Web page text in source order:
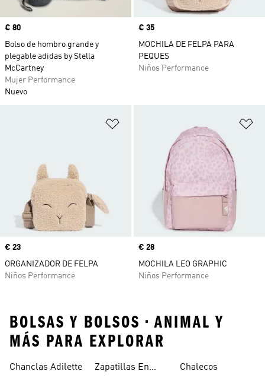
Precio
€ 80
Bolso de hombro grande y
plegable adidas by Stella
McCartney
Mujer Performance
Nuevo
Precio
€ 35
MOCHILA DE FELPA PARA
PEQUES
Niños Performance
Precio
€ 23
ORGANIZADOR DE FELPA
Niños Performance
Precio
€ 28
MOCHILA LEO GRAPHIC
Niños Performance
BOLSAS Y BOLSOS • ANIMAL Y
MÁS PARA EXPLORAR
Chanclas Adilette
Zapatillas En
Chalecos